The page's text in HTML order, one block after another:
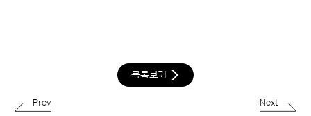
목록보기
Prev Next